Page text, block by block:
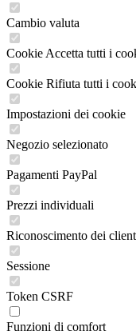
Cambio valuta
Cookie Accetta tutti i
Cookie Rifiuta tutti i
Impostazioni dei cookie
Negozio selezionato
Pagamenti PayPal
Prezzi individuali
Riconoscimento dei
Sessione
Token CSRF
Funzioni di comfort